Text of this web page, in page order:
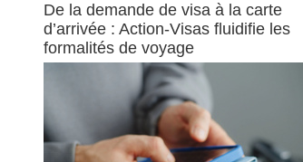
De la demande de visa à la carte
d’arrivée : Action-Visas fluidifie les
formalités de voyage